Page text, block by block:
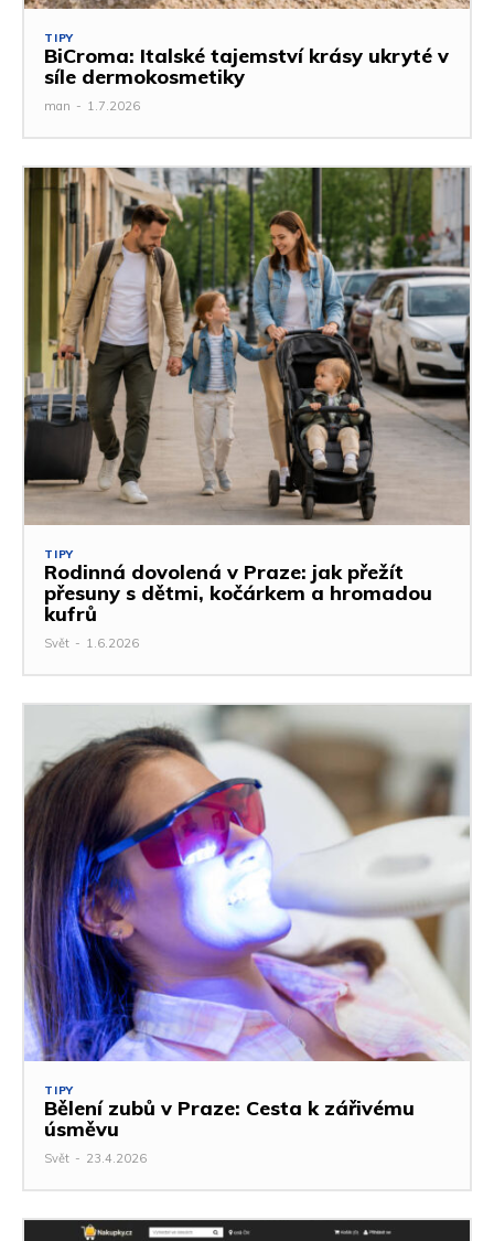
TIPY
BiCroma: Italské tajemství krásy ukryté v
síle dermokosmetiky
man - 1.7.2026
TIPY
Rodinná dovolená v Praze: jak přežít
přesuny s dětmi, kočárkem a hromadou
kufrů
Svět - 1.6.2026
TIPY
Bělení zubů v Praze: Cesta k zářivému
úsměvu
Svět - 23.4.2026